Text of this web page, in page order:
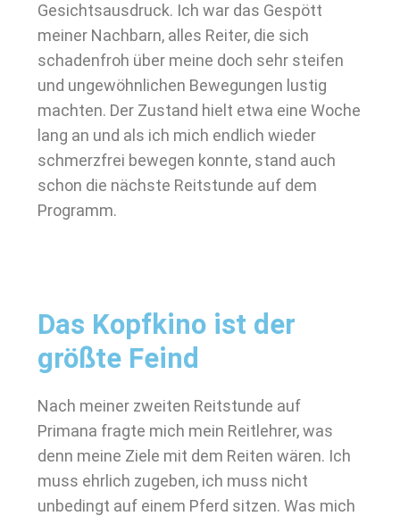
Gesichtsausdruck. Ich war das Gespött
meiner Nachbarn, alles Reiter, die sich
schadenfroh über meine doch sehr steifen
und ungewöhnlichen Bewegungen lustig
machten. Der Zustand hielt etwa eine Woche
lang an und als ich mich endlich wieder
schmerzfrei bewegen konnte, stand auch
schon die nächste Reitstunde auf dem
Programm.
Das Kopfkino ist der
größte Feind
Nach meiner zweiten Reitstunde auf
Primana fragte mich mein Reitlehrer, was
denn meine Ziele mit dem Reiten wären. Ich
muss ehrlich zugeben, ich muss nicht
unbedingt auf einem Pferd sitzen. Was mich